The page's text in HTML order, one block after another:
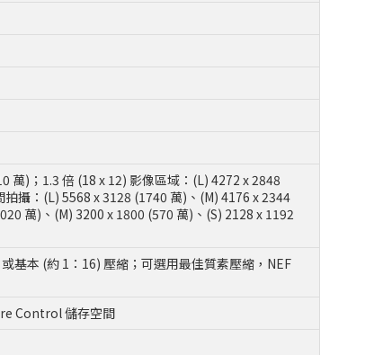
萬)；1.3 倍 (18 x 12) 影像區域：(L) 4272 x 2848
攝：(L) 5568 x 3128 (1740 萬)、(M) 4176 x 2344
萬)、(M) 3200 x 1800 (570 萬)、(S) 2128 x 1192
基本 (約 1：16) 壓縮；可選用最佳質素壓縮，NEF
Control 儲存空間